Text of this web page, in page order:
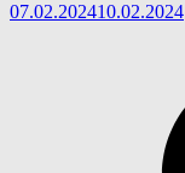
07.02.202410.02.2024